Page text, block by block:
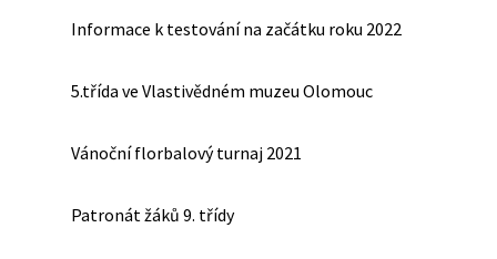
Informace k testování na začátku roku 2022
5.třída ve Vlastivědném muzeu Olomouc
Vánoční florbalový turnaj 2021
Patronát žáků 9. třídy